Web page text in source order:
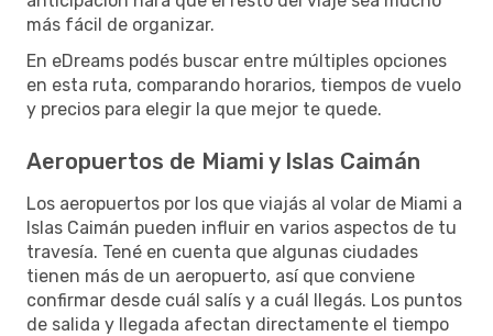
más fácil de organizar.
En eDreams podés buscar entre múltiples opciones
en esta ruta, comparando horarios, tiempos de vuelo
y precios para elegir la que mejor te quede.
Aeropuertos de Miami y Islas Caimán
Los aeropuertos por los que viajás al volar de Miami a
Islas Caimán pueden influir en varios aspectos de tu
travesía. Tené en cuenta que algunas ciudades
tienen más de un aeropuerto, así que conviene
confirmar desde cuál salís y a cuál llegás. Los puntos
de salida y llegada afectan directamente el tiempo